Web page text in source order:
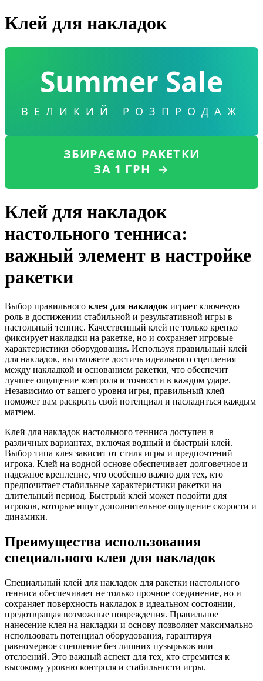
Клей для накладок
Summer Sale
ВЕЛИКИЙ РОЗПРОДАЖ
ЗБИРАЄМО РАКЕТКИ
ЗА 1 ГРН →
Клей для накладок
настольного тенниса:
важный элемент в настройке
ракетки
Выбор правильного клея для накладок играет ключевую
роль в достижении стабильной и результативной игры в
настольный теннис. Качественный клей не только крепко
фиксирует накладки на ракетке, но и сохраняет игровые
характеристики оборудования. Используя правильный клей
для накладок, вы сможете достичь идеального сцепления
между накладкой и основанием ракетки, что обеспечит
лучшее ощущение контроля и точности в каждом ударе.
Независимо от вашего уровня игры, правильный клей
поможет вам раскрыть свой потенциал и насладиться каждым
матчем.
Клей для накладок настольного тенниса доступен в
различных вариантах, включая водный и быстрый клей.
Выбор типа клея зависит от стиля игры и предпочтений
игрока. Клей на водной основе обеспечивает долговечное и
надежное крепление, что особенно важно для тех, кто
предпочитает стабильные характеристики ракетки на
длительный период. Быстрый клей может подойти для
игроков, которые ищут дополнительное ощущение скорости и
динамики.
Преимущества использования
специального клея для накладок
Специальный клей для накладок для ракетки настольного
тенниса обеспечивает не только прочное соединение, но и
сохраняет поверхность накладок в идеальном состоянии,
предотвращая возможные повреждения. Правильное
нанесение клея на накладки и основу позволяет максимально
использовать потенциал оборудования, гарантируя
равномерное сцепление без лишних пузырьков или
отслоений. Это важный аспект для тех, кто стремится к
высокому уровню контроля и стабильности игры.